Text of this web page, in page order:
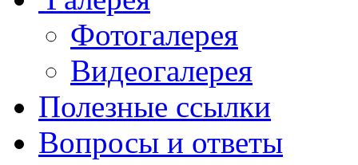
Фотогалерея
Видеогалерея
Полезные ссылки
Вопросы и ответы